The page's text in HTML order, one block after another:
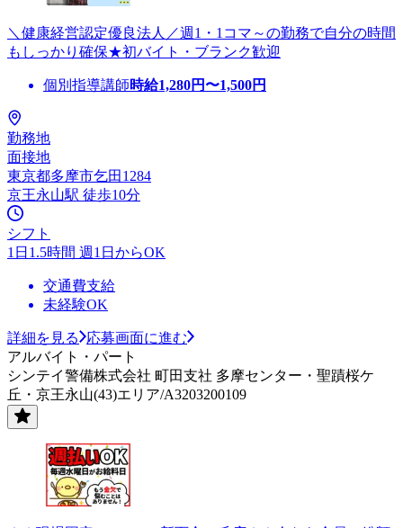
＼健康経営認定優良法人／週1・1コマ～の勤務で自分の時間
もしっかり確保★初バイト・ブランク歓迎
個別指導講師時給1,280円〜1,500円
勤務地
面接地
東京都多摩市乞田1284
京王永山駅 徒歩10分
シフト
1日1.5時間 週1日からOK
交通費支給
未経験OK
詳細を見る
応募画面に進む
アルバイト・パート
シンテイ警備株式会社 町田支社 多摩センター・聖蹟桜ケ
丘・京王永山(43)エリア/A3203200109